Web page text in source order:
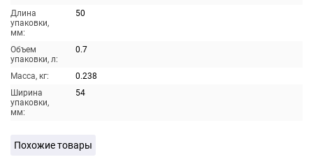
Длина
упаковки,
мм:
50
Объем
упаковки, л:
0.7
Масса, кг:
0.238
Ширина
упаковки,
мм:
54
Похожие товары